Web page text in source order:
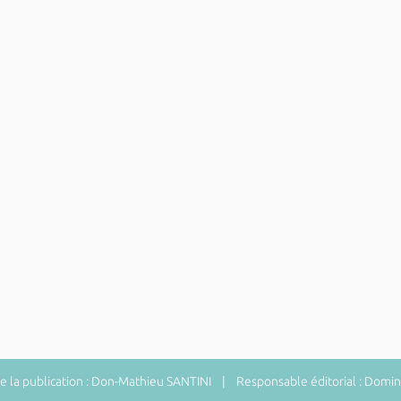
publication : Don-Mathieu SANTINI | Responsable éditorial :